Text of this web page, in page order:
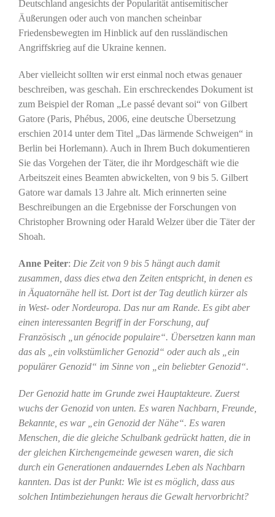
Deutschland angesichts der Popularität antisemitischer
Äußerungen oder auch von manchen scheinbar
Friedensbewegten im Hinblick auf den russländischen
Angriffskrieg auf die Ukraine kennen.
Aber vielleicht sollten wir erst einmal noch etwas genauer
beschreiben, was geschah. Ein erschreckendes Dokument ist
zum Beispiel der Roman „Le passé devant soi“ von Gilbert
Gatore (Paris, Phébus, 2006, eine deutsche Übersetzung
erschien 2014 unter dem Titel „Das lärmende Schweigen“ in
Berlin bei Horlemann). Auch in Ihrem Buch dokumentieren
Sie das Vorgehen der Täter, die ihr Mordgeschäft wie die
Arbeitszeit eines Beamten abwickelten, von 9 bis 5. Gilbert
Gatore war damals 13 Jahre alt. Mich erinnerten seine
Beschreibungen an die Ergebnisse der Forschungen von
Christopher Browning oder Harald Welzer über die Täter der
Shoah.
Anne Peiter: Die Zeit von 9 bis 5 hängt auch damit
zusammen, dass dies etwa den Zeiten entspricht, in denen es
in Äquatornähe hell ist. Dort ist der Tag deutlich kürzer als
in West- oder Nordeuropa. Das nur am Rande. Es gibt aber
einen interessanten Begriff in der Forschung, auf
Französisch „un génocide populaire“. Übersetzen kann man
das als „ein volkstümlicher Genozid“ oder auch als „ein
populärer Genozid“ im Sinne von „ein beliebter Genozid“.
Der Genozid hatte im Grunde zwei Hauptakteure. Zuerst
wuchs der Genozid von unten. Es waren Nachbarn, Freunde,
Bekannte, es war „ein Genozid der Nähe“. Es waren
Menschen, die die gleiche Schulbank gedrückt hatten, die in
der gleichen Kirchengemeinde gewesen waren, die sich
durch ein Generationen andauerndes Leben als Nachbarn
kannten. Das ist der Punkt: Wie ist es möglich, dass aus
solchen Intimbeziehungen heraus die Gewalt hervorbricht?